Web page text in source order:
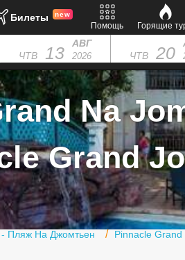
Билеты new
Помощь Горящие
ЧТВ 13 АВГ
2026 ЧТВ 20
Na
Grand
- Пляж На Джомтьен Pinnacle